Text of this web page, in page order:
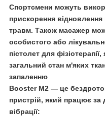
Спортсмени можуть
прискорення відновлення
травм. Також масажер
особистого або
пістолет для
загальний стан м'яких
запаленню
Booster M2 — це
пристрій, який працює
вібрації: